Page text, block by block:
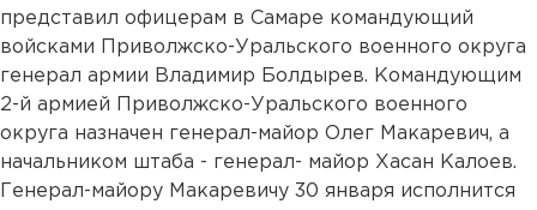
представил офицерам в Самаре командующий
войсками Приволжско-Уральского военного округа
генерал армии Владимир Болдырев. Командующим
2-й армией Приволжско-Уральского военного
округа назначен генерал-майор Олег Макаревич, а
начальником штаба - генерал- майор Хасан Калоев.
Генерал-майору Макаревичу 30 января исполнится